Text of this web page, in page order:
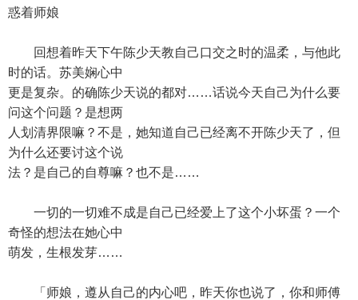
惑着师娘
回想着昨天下午陈少天教自己口交之时的温柔，与他此
时的话。苏美娴心中
更是复杂。的确陈少天说的都对……话说今天自己为什么要
问这个问题？是想两
人划清界限嘛？不是，她知道自己已经离不开陈少天了，但
为什么还要讨这个说
法？是自己的自尊嘛？也不是……
一切的一切难不成是自己已经爱上了这个小坏蛋？一个
奇怪的想法在她心中
萌发，生根发芽……
「师娘，遵从自己的内心吧，昨天你也说了，你和师傅